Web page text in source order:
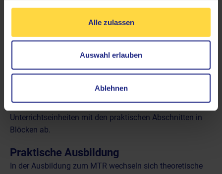
Alle zulassen
Auswahl erlauben
Ablehnen
die Vermittlung der naturwissenschaftlichen
Neben den fachspezifischen Grundlagen dreht es sich im
des rechtlichen Rahmens sowie Psychologie und
Kommunikation. In der Regel wechseln sich diese
Unterrichtseinheiten mit den praktischen Abschnitten in
Blöcken ab.
Praktische Ausbildung
In der Ausbildung zum MTR wechseln sich theoretische